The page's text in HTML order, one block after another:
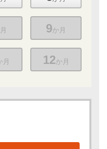
9か月
月 12か月